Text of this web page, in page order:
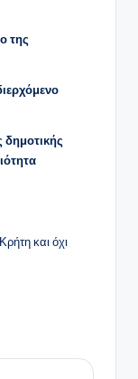
της
και όχι